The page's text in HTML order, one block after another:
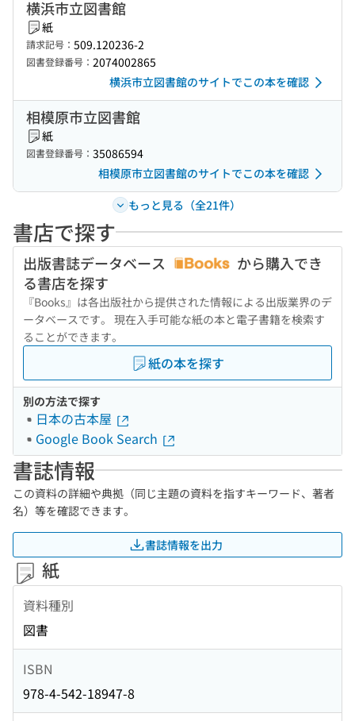
横浜市立図書館
紙
請求記号： 509.120236-2
図書登録番号： 2074002865
横浜市立図書館のサイトでこの本を確認
相模原市立図書館
紙
図書登録番号： 35086594
相模原市立図書館のサイトでこの本を確認
もっと見る（全21件）
書店で探す
出版書誌データベース
から購入でき
る書店を探す
『Books』は各出版社から提供された情報による出版業界のデ
ータベースです。 現在入手可能な紙の本と電子書籍を検索す
ることができます。
紙の本を探す
別の方法で探す
日本の古本屋
Google Book Search
書誌情報
この資料の詳細や典拠（同じ主題の資料を指すキーワード、著者
名）等を確認できます。
書誌情報を出力
紙
資料種別
図書
ISBN
978-4-542-18947-8